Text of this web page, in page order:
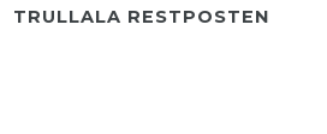
TRULLALA RESTPOSTEN